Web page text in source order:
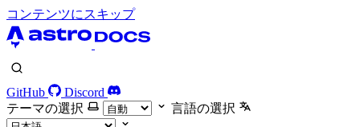
コンテンツにスキップ
GitHub
Discord
テーマの選択
言語の選択